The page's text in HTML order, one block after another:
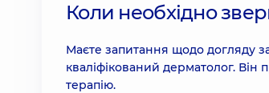
дерматоонколога експерта
Радіохвильове видалення
Коли необхідно
Маєте запитання щодо догляду
кваліфікований дерматолог. Він
терапію.